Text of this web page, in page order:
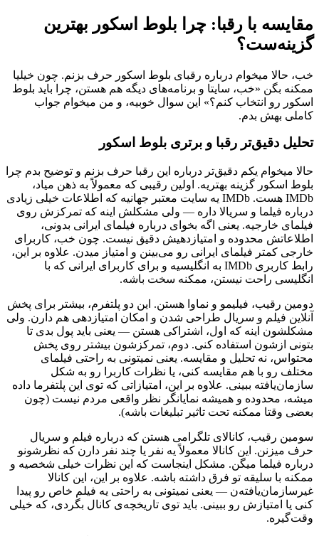
مقایسه با رقبا: چرا بلوط اسکور بهترین
گزینه‌ست؟
خب، حالا میخوام درباره رقبای بلوط اسکور حرف بزنم. چون خیلیا
ممکنه بگن «خب، سایتا و برنامه‌های دیگه هم هستن، چرا باید بلوط
اسکور رو انتخاب کنم؟» این سوال خوبیه، و من میخوام جواب
کاملی بهش بدم.
تحلیل دقیق‌تر رقبا و برتری بلوط اسکور
حالا میخوام یکم دقیق‌تر درباره این رقبا حرف بزنم و توضیح بدم چرا
بلوط اسکور گزینه بهتریه. اولین رقیبی که معمولاً به ذهن میاد،
IMDb هست. IMDb یه سایت معتبر جهانیه که اطلاعات خیلی زیادی
درباره فیلما و سریالا داره — ولی مشکلش اینه که تمرکزش روی
فیلمای خارجیه. یعنی اگه بخوای درباره فیلمای ایرانی بدونی،
اطلاعاتش محدوده و امتیازدهیش دقیق نیست. چون خب، کاربرای
خارجی کمتر فیلمای ایرانی رو می‌بینن و امتیاز میدن. علاوه بر این،
رابط کاربری IMDb به انگلیسیه و برای کاربرای ایرانی که با
انگلیسی راحت نیستن، ممکنه سخت باشه.
دومین رقیب، فیلیمو و نماوا هستن. این دو پلتفرم، بیشتر برای پخش
آنلاین فیلم و سریال طراحی شدن و امکان امتیازدهی هم دارن. ولی
مشکلشون اینه که اول، اشتراکی هستن — یعنی باید پول بدی تا
بتونی ازشون استفاده کنی. دوم، تمرکزشون بیشتر روی پخش
محتواس، نه تحلیل و مقایسه. یعنی نمیتونی به راحتی فیلمای
مختلف رو با هم مقایسه کنی، یا نظرات کاربرا رو به شکل
سازمان‌یافته ببینی. علاوه بر این، امتیازاتی که توی این پلتفرما داده
میشه، محدوده و همیشه نمایانگر نظر واقعی مردم نیست (چون
بعضی وقتا ممکنه تحت تاثیر تبلیغات باشه).
سومین رقیب، کانالای تلگرامی هستن که درباره فیلم و سریال
حرف میزنن. این کانالا معمولاً یه نفر یا چند نفر دارن که نظرشونو
درباره فیلما میگن. مشکل اینجاست که این نظرات خیلی شخصیه و
ممکنه با سلیقه تو فرق داشته باشه. علاوه بر این، این کانالا
غیرسازمان‌یافته‌ن — یعنی نمیتونی به راحتی یه فیلم خاص رو پیدا
کنی یا امتیازش رو ببینی. باید توی تاریخچه‌ی کانال بگردی، که خیلی
وقت‌گیره.